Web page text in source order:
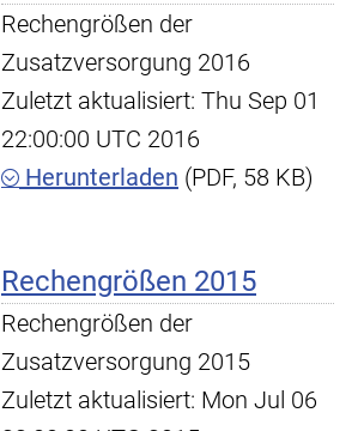
Rechengrößen der
Zusatzversorgung 2016
Zuletzt aktualisiert: Thu Sep 01
22:00:00 UTC 2016
Herunterladen (PDF, 58 KB)
Rechengrößen 2015
Rechengrößen der
Zusatzversorgung 2015
Zuletzt aktualisiert: Mon Jul 06